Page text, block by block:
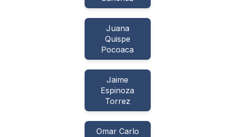
Juana
Quispe
Pocoaca
Jaime
Espinoza
Torrez
Omar Carlo